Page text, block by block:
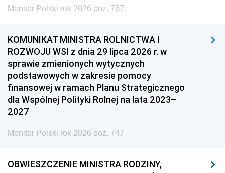
Monitor Polski rok 2026 poz. 767
KOMUNIKAT MINISTRA ROLNICTWA I
ROZWOJU WSI z dnia 29 lipca 2026 r. w
sprawie zmienionych wytycznych
podstawowych w zakresie pomocy
finansowej w ramach Planu Strategicznego
dla Wspólnej Polityki Rolnej na lata 2023–
2027
Monitor Polski rok 2026 poz. 747
OBWIESZCZENIE MINISTRA RODZINY,